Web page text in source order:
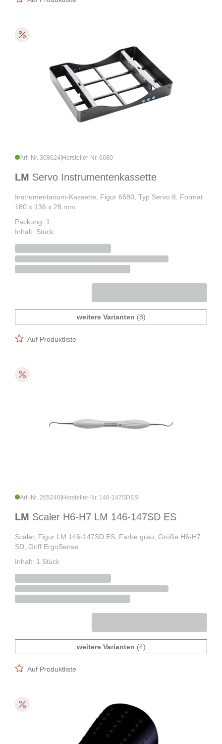
Art.-Nr. 308624 Hersteller-Nr. 6680
LM Servo Instrumentenkassette
Instrumentarium-Kassette, Figur 6680, Typ Servo 8, Format
180 x 136 x 28 mm
Packung: 1
Inhalt: Stück
weitere Varianten (8)
Auf Produktliste
Art.-Nr. 265240 Hersteller-Nr. 146-147SDES
LM Scaler H6-H7 LM 146-147SD ES
Scaler, Figur LM 146-147SD ES, Farbe grau, Größe H6-H7
SD, Griff ErgoSense
Inhalt: 1 Stück
weitere Varianten (4)
Auf Produktliste